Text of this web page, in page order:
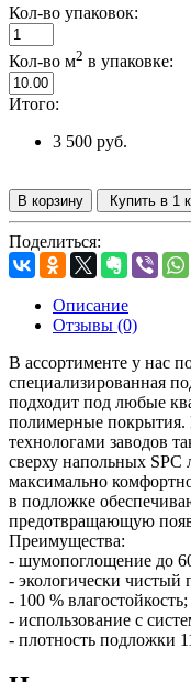
Кол-во упаковок:
Кол-во м2 в упаковке:
Итого:
3 500 руб.
В корзину Купить в 1
Поделиться:
Описание
Отзывы (0)
В ассортименте у нас
специализированная
подходит под любые
полимерные покрытия.
технологами заводов
сверху напольных
максимально
в подложке
предотвращающую
Преимущества:
- шумопоглощение до
- экологически чистый
- 100 % влагостойкость;
- использование с
- плотность подложки